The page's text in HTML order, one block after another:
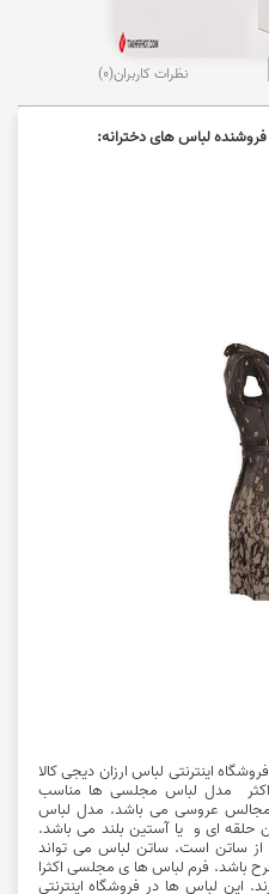
نظرات کاربران(0)
فروشنده لباس های دخترانه:
فروشگاه اینترنتی لباس ارزان دیجی کالا
مدل لباس مجلسی ها مناسب
مجالس عروسی می باشد. مدل لباس
حلقه ای و یا آستین بلند می باشد.
ساتن است. ساتن لباس می تواند
باشد. فرم لباس ها ی مجلسی اکثرا
این لباس ها در فروشگاه اینترنتی